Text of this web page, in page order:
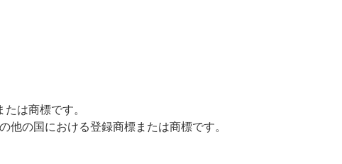
は商標です。
の国における登録商標または商標です。